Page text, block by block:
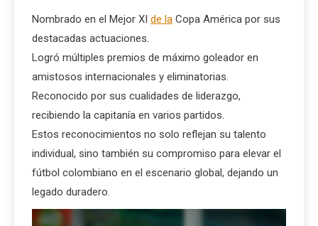
Nombrado en el Mejor XI de la Copa América por sus
destacadas actuaciones.
Logró múltiples premios de máximo goleador en
amistosos internacionales y eliminatorias.
Reconocido por sus cualidades de liderazgo,
recibiendo la capitanía en varios partidos.
Estos reconocimientos no solo reflejan su talento
individual, sino también su compromiso para elevar el
fútbol colombiano en el escenario global, dejando un
legado duradero.